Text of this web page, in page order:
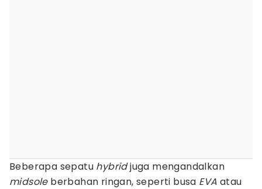
Beberapa sepatu hybridjuga mengandalkan
midsoleberbahan ringan, seperti busa EVA atau